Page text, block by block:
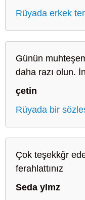
Rüyada erkek
Günün
daha razı olun.
çetin
Rüyada bir
Çok teşekkğr
ferahlattınız
Seda ylmz